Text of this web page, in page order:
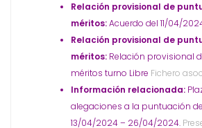
Relación provisional de
méritos:Acuerdo del 11/04/
Relación provisional de
méritos: Relación provisional
méritos turno Libre Fichero
Información relacionada:
alegaciones a la puntuación
13/04/2024 – 26/04/2024.